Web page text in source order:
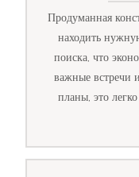
Продуманная
находить
поиска, что
важные встречи
планы, это